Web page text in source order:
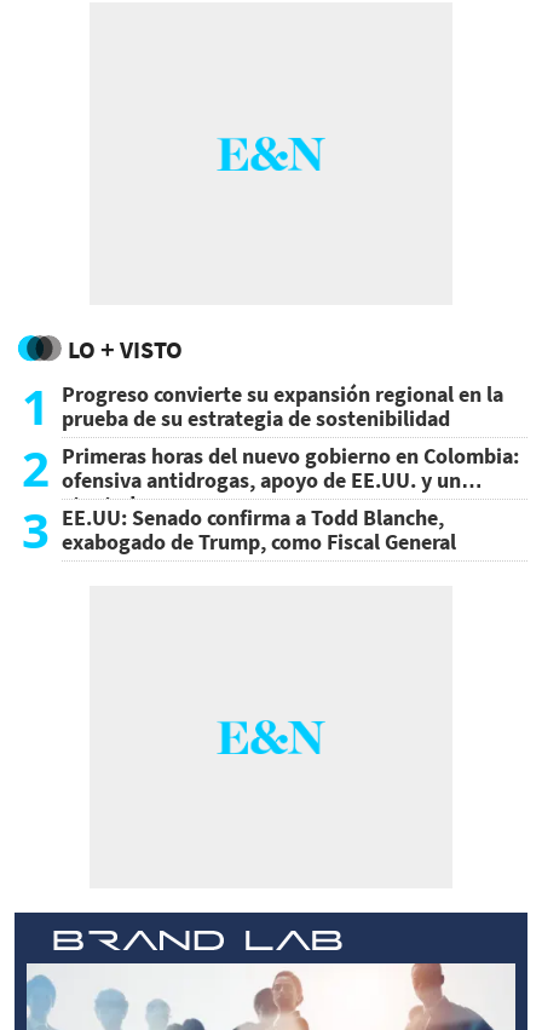
LO + VISTO
1
Progreso convierte su expansión regional en la
prueba de su estrategia de sostenibilidad
2 Primeras horas del nuevo gobierno en Colombia:
ofensiva antidrogas, apoyo de EE.UU. y un
atentado
3 EE.UU: Senado confirma a Todd Blanche,
exabogado de Trump, como Fiscal General